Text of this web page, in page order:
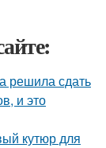
решила сдать
и это
кутюр для